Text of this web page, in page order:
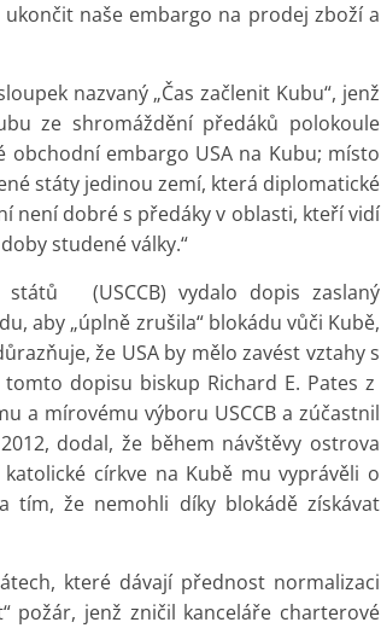
naše embargo na prodej zboží a
nazvaný „Čas začlenit Kubu“, jenž
ze shromáždění předáků polokoule
obchodní embargo USA na Kubu; místo
státy jedinou zemí, která diplomatické
není dobré s předáky v oblasti, kteří vidí
studené války.“
států (USCCB) vydalo dopis zaslaný
aby „úplně zrušila“ blokádu vůči Kubě,
že USA by mělo zavést vztahy s
dopisu biskup Richard E. Pates z
a mírovému výboru USCCB a zúčastnil
dodal, že během návštěvy ostrova
církve na Kubě mu vyprávěli o
tím, že nemohli díky blokádě získávat
které dávají přednost normalizaci
požár, jenž zničil kanceláře charterové